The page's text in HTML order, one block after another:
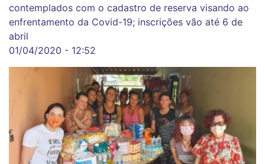
contemplados com o cadastro de reserva visando ao
enfrentamento da Covid-19; inscrições vão até 6 de
abril
01/04/2020 - 12:52